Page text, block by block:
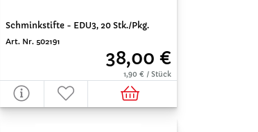
Schminkstifte - EDU3, 20 Stk./Pkg.
Art. Nr. 502191
38,00 €
1,90 € / Stück